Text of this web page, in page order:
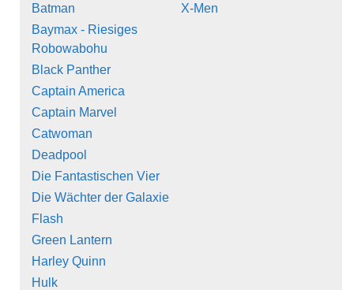
Batman
Baymax - Riesiges
Robowabohu
Black Panther
Captain America
Captain Marvel
Catwoman
Deadpool
Die Fantastischen Vier
Die Wächter der Galaxie
Flash
Green Lantern
Harley Quinn
Hulk
X-Men